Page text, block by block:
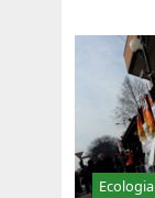
Ecologia